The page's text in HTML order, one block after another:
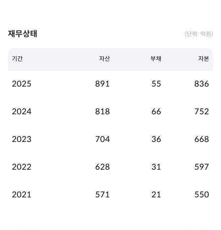
재무상태 (단위: 억원)
기간 자산 부채 자본
2025 891 55 836
2024 818 66 752
2023 704 36 668
2022 628 31 597
2021 571 21 550